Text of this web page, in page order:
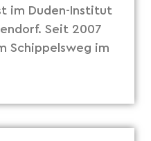
im Duden-Institut
Seit 2007
Schippelsweg im